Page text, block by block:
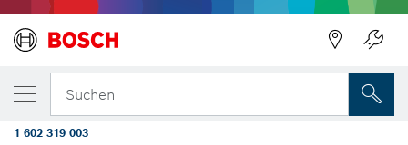
Suchen
DEINE AUSGEWÄHLTE VARIANTE
Verbindungsstück zu Führungsschienen
70, FSN 140
1 602 319 003